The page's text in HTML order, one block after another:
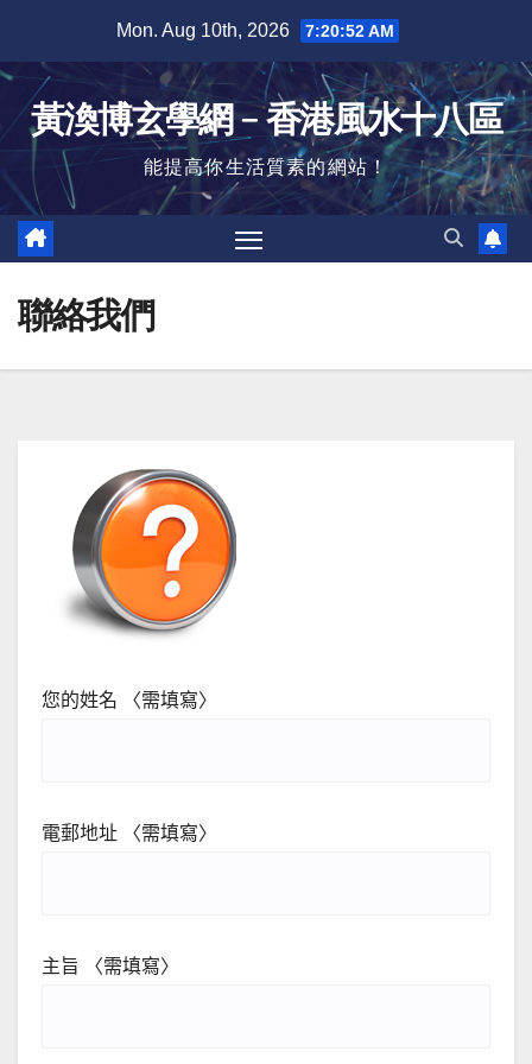
content
Mon. Aug 10th, 2026 7:20:53 AM
黃渙博玄學網﹣香港風水十八區
能提高你生活質素的網站！
聯絡我們
您的姓名 〈需填寫〉
電郵地址 〈需填寫〉
主旨 〈需填寫〉